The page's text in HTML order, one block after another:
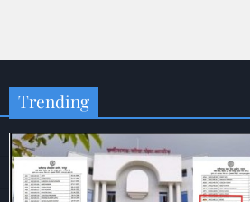
Trending